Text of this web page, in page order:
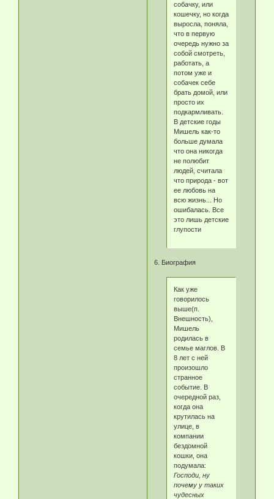
собачку, или
кошечку, но когда
выросла, поняла,
что в первую
очередь нужно за
собой смотреть,
работать, а
потом уже и
собачек себе
брать домой, или
просто их
подкармливать.
В детские годы
Мишель как-то
больше думала
что она никогда
не полюбит
людей, считала
что природа - вот
ее любовь на
всю жизнь... Но
ошибалась. Все
это лишь детские
глупости
6. Биография
Как уже
говорилось
выше(п.
Внешность),
Мишель
родилась в
семье маглов. В
8 лет с ней
произошло
странное
событие. В
очередной раз,
когда она
крутилась на
улице, в
компании
бездомной
кошки, она
подумала:
Господи, ну
почему у таких
чудесных